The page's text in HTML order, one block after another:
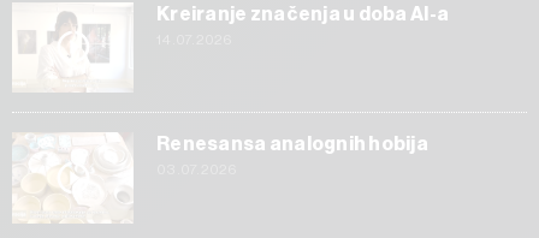
Kreiranje značenja u doba AI-a
Renesansa analognih hobija